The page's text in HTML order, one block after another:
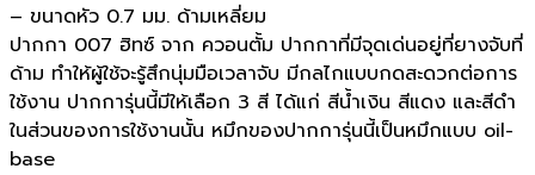
was:
฿250.00.
is:
฿248.00.
– ขนาดหัว 0.7 มม. ด้ามเหลี่ยม
ปากกา 007 ฮิทซ์ จาก ควอนตั้ม ปากกาที่มีจุดเด่นอยู่ที่ยางจับที่
ด้าม ทำให้ผู้ใช้จะรู้สึกนุ่มมือเวลาจับ มีกลไกแบบกดสะดวกต่อการ
ใช้งาน ปากการุ่นนี้มีให้เลือก 3 สี ได้แก่ สีน้ำเงิน สีแดง และสีดำ
ในส่วนของการใช้งานนั้น หมึกของปากการุ่นนี้เป็นหมึกแบบ oil-
base